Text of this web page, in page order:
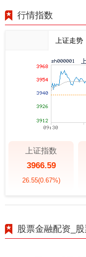
行情指数
上证走势
上证指数
3966.59
26.55(0.67%)
股票金融配资_